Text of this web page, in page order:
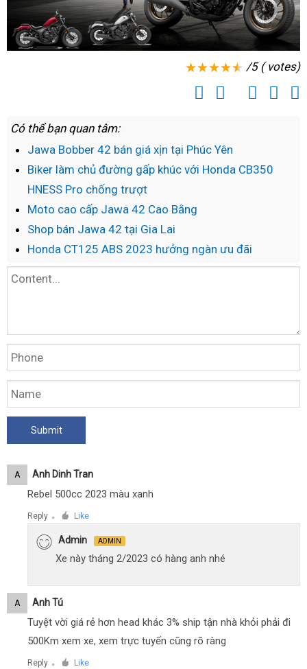
/5 ( votes)
Có thể bạn quan tâm:
Jawa Bobber 42 bán giá xịn tại Phúc Yên
Biker làm chủ đường gấp khúc với Honda CB350
HNESS Pro chống trượt
Moto cao cấp Jawa 42 Cao Bằng
Shop bán Jawa 42 tại Gia Lai
Honda CT125 ABS 2023 hưởng ngàn ưu đãi
A Anh Dinh Tran
Rebel 500cc 2023 màu xanh
Reply ● Like
Admin ADMIN
Xe này tháng 2/2023 có hàng anh nhé
A Anh Tú
Tuyệt vời giá rẻ hơn head khác 3% ship tận nhà khỏi phải đi
500Km xem xe, xem trực tuyến cũng rõ ràng
Reply ● Like